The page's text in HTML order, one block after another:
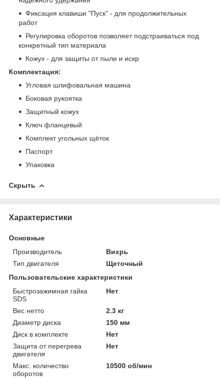
Фиксация клавиши "Пуск" - для продолжительных
работ
Регулировка оборотов позволяет подстраиваться под
конкретный тип материала
Кожух - для защиты от пыли и искр
Комплектация:
Угловая шлифовальная машина
Боковая рукоятка
Защитный кожух
Ключ фланцевый
Комплект угольных щёток
Паспорт
Упаковка
Скрыть
Характеристики
Основные
Производитель
Вихрь
Тип двигателя
Щеточный
Пользовательские характеристики
Быстрозажимная гайка
SDS
Нет
Вес нетто
2.3 кг
Диаметр диска
150 мм
Диск в комплекте
Нет
Защита от перегрева
двигателя
Нет
Макс. количество
оборотов
10500 об/мин